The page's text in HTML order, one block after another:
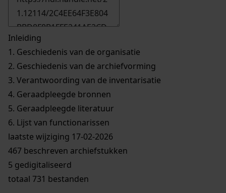
Inleiding
1. Geschiedenis van de organisatie
2. Geschiedenis van de archiefvorming
3. Verantwoording van de inventarisatie
4. Geraadpleegde bronnen
5. Geraadpleegde literatuur
6. Lijst van functionarissen
laatste wijziging 17-02-2026
467 beschreven archiefstukken
5 gedigitaliseerd
totaal 731 bestanden